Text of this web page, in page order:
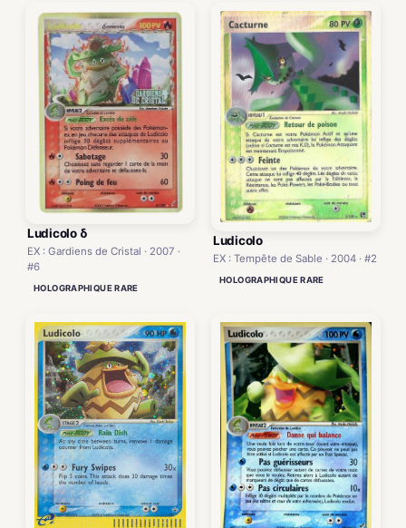
Ludicolo δ
EX : Gardiens de Cristal · 2007 ·
#6
HOLOGRAPHIQUE RARE
Ludicolo
EX : Tempête de Sable · 2004 · #2
HOLOGRAPHIQUE RARE